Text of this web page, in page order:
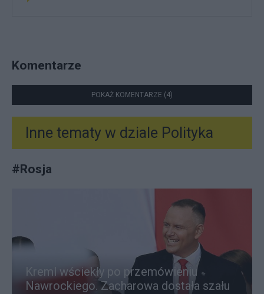
Komentarze
POKAŻ KOMENTARZE (4)
Inne tematy w dziale Polityka
#Rosja
Kreml wściekły po przemówieniu
Nawrockiego. Zacharowa dostała szału